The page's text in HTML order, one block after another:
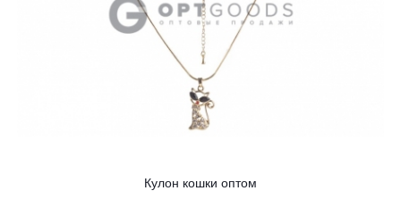
Кулон кошки оптом